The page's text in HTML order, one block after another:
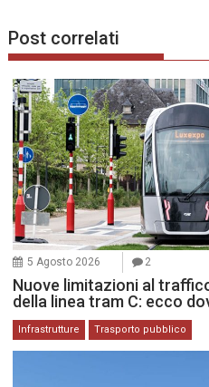
Post correlati
5 Agosto 2026 2
Nuove limitazioni al
della linea tram C: ecco
Infrastrutture Trasporto pubblico